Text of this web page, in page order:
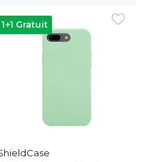
1+1 Gratuit